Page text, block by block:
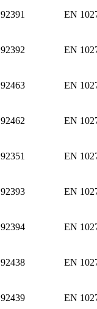
92391 EN
92392 EN
92463 EN
92462 EN
92351 EN
92393 EN
92394 EN
92438 EN
92439 EN